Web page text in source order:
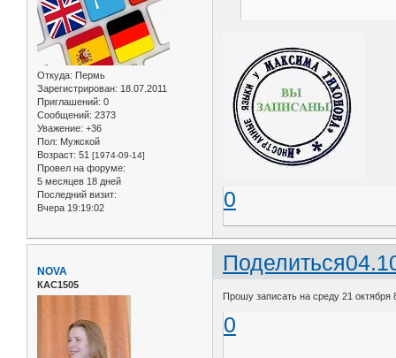
Откуда: Пермь
Зарегистрирован: 18.07.2011
Приглашений: 0
Сообщений: 2373
Уважение: +36
Пол: Мужской
Возраст: 51 [1974-09-14]
Провел на форуме:
5 месяцев 18 дней
Последний визит:
Вчера 19:19:02
0
Поделиться
NOVA
КАС1505
Прошу записать на среду 21 октября
0